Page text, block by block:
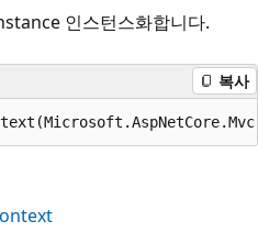
인스턴스화합니다.
복사